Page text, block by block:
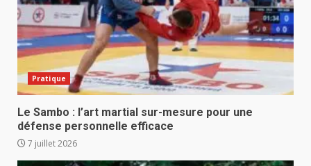
Pratique
Le Sambo : l’art martial sur-mesure pour une
défense personnelle efficace
7 juillet 2026